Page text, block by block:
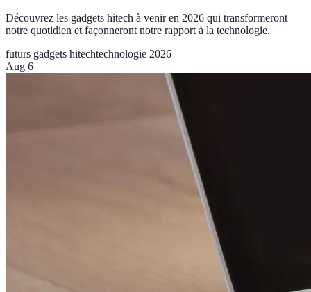
Découvrez les gadgets hitech à venir en 2026 qui transformeront
notre quotidien et façonneront notre rapport à la technologie.
futurs gadgets hitechtechnologie 2026
Aug 6